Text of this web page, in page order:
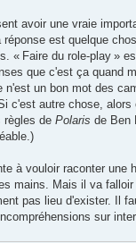
avoir une vraie
est quelque
« Faire du role-play »
que c'est ça quand
un bon mot des
c'est autre chose,
règles de Polaris de Ben
à vouloir raconter
mains. Mais il va
pas lieu d'exister. Il
sur